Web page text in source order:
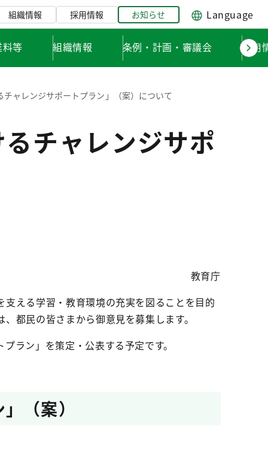
組織情報 採用情報 お知らせ Language
等 組織情報 条例・計画・審議会 採用
チャレンジサポートプラン」（案）について
チャレンジサポ
教育庁
える学習・教育環境の充実を図ることを目的
都民の皆さまから御意見を募集します。
ラン」を策定・公表する予定です。
（案）